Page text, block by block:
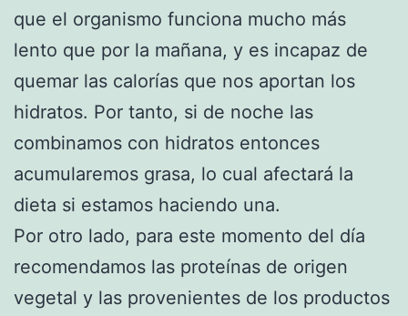
que el organismo funciona mucho más
lento que por la mañana, y es incapaz de
quemar las calorías que nos aportan los
hidratos. Por tanto, si de noche las
combinamos con hidratos entonces
acumularemos grasa, lo cual afectará la
dieta si estamos haciendo una.
Por otro lado, para este momento del día
recomendamos las proteínas de origen
vegetal y las provenientes de los productos